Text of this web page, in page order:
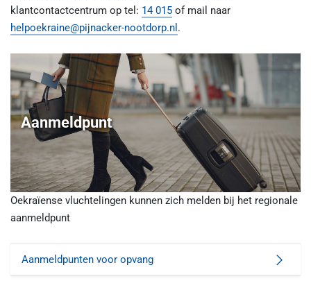
klantcontactcentrum op tel: 14 015 of mail naar
helpoekraine@pijnacker-nootdorp.nl .
Aanmeldpunt
Oekraïense vluchtelingen kunnen zich melden bij het regionale
aanmeldpunt
Aanmeldpunten voor opvang